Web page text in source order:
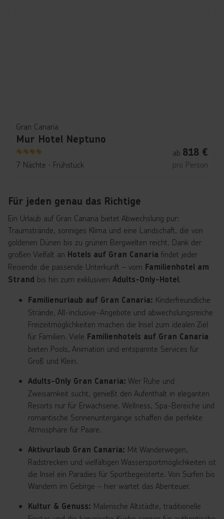
Gran Canaria
Mur Hotel Neptuno
4
7 Nächte ∙ Frühstück
ab 818 €
pro Person
Für jeden genau das Richtige
Ein Urlaub auf Gran Canaria bietet Abwechslung pur:
Traumstrände, sonniges Klima und eine Landschaft, die von
goldenen Dünen bis zu grünen Bergwelten reicht. Dank der
großen Vielfalt an Hotels auf Gran Canaria findet jeder
Reisende die passende Unterkunft – vom Familienhotel am
Strand bis hin zum exklusiven Adults-Only-Hotel.
Familienurlaub auf Gran Canaria: Kinderfreundliche
Strände, All-inclusive-Angebote und abwechslungsreiche
Freizeitmöglichkeiten machen die Insel zum idealen Ziel
für Familien. Viele Familienhotels auf Gran Canaria
bieten Pools, Animation und entspannte Services für
Groß und Klein.
Adults-Only Gran Canaria: Wer Ruhe und
Zweisamkeit sucht, genießt den Aufenthalt in eleganten
Resorts nur für Erwachsene. Wellness, Spa-Bereiche und
romantische Sonnenuntergänge schaffen die perfekte
Atmosphäre für Paare.
Aktivurlaub Gran Canaria: Mit Wanderwegen,
Radstrecken und vielfältigen Wassersportmöglichkeiten ist
die Insel ein Paradies für Sportbegeisterte. Von Surfen bis
Wandern im Gebirge – hier wartet das Abenteuer.
Kultur & Genuss: Malerische Altstädte, traditionelle